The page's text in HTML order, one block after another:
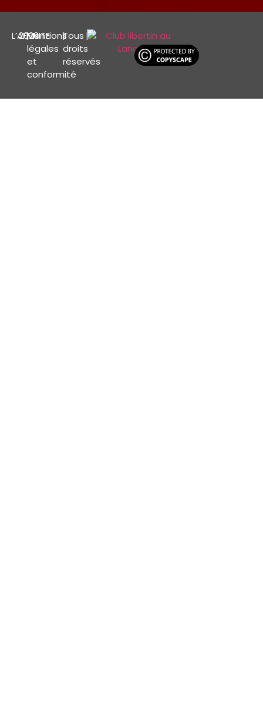
L’AFFINITE
2026
|Mentions
légales
et
conformité
|Tous
droits
réservés
|